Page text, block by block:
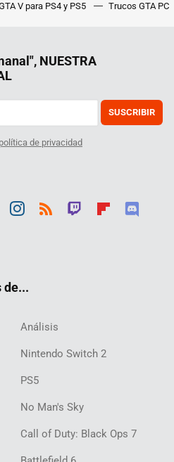
V para PS4 y PS5 Trucos GTA PC
NUESTRA
SUSCRIBIR
política de privacidad
de...
Análisis
Nintendo Switch 2
PS5
No Man's Sky
Call of Duty: Black Ops 7